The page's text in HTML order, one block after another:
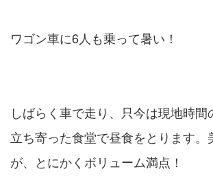
ワゴン車に6人も乗って暑い！
しばらく車で走り、只今は現地時間
立ち寄った食堂で昼食をとります。
が、とにかくボリューム満点！